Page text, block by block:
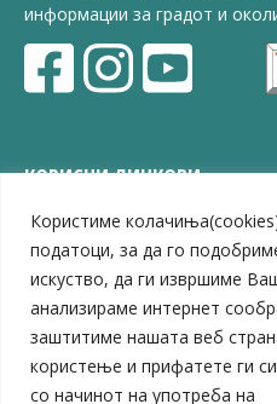
Користиме
податоци, за да го
искуство, да ги извршиме
анализираме интернет
заштитиме нашата веб
користење и прифатете ги
со начинот на употреба на
информации за градот и
КОРИСНИ ЛИНКОВИ
ЗЕЛС – Заедница на
Центар за развој на
Јавно комунално
ЈПССО „Парк – спорт и
ЛБ „Гоце Делчев“
ЛУ „Народен Музеј“
Влада на Република Северна